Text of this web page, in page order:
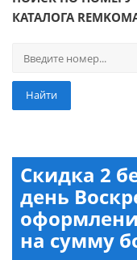
КАТАЛОГА
Найти
Скидка 2
день
на сумму